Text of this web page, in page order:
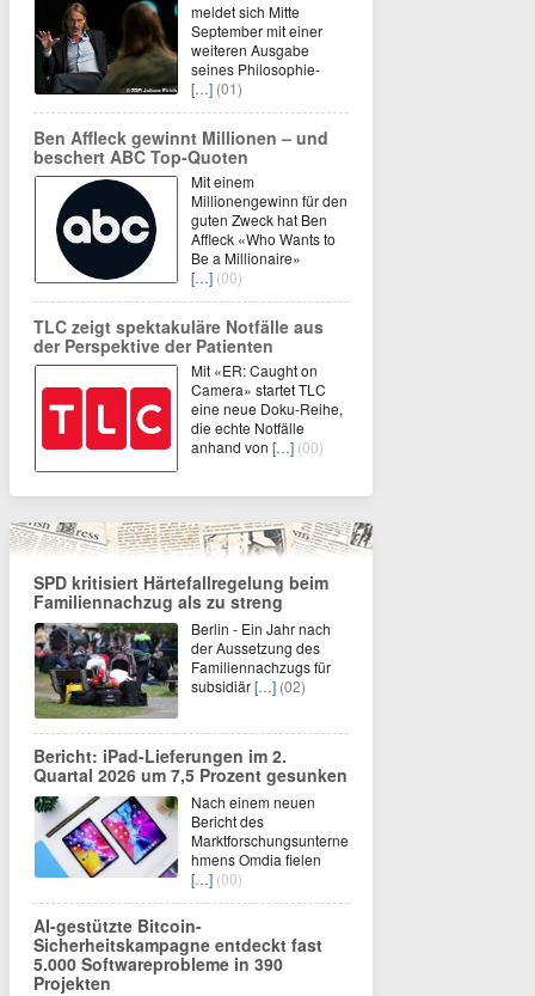
meldet sich Mitte
September mit einer
weiteren Ausgabe
seines Philosophie-
[…] (01)
Ben Affleck gewinnt Millionen – und
beschert ABC Top-Quoten
Mit einem
Millionengewinn für den
guten Zweck hat Ben
Affleck «Who Wants to
Be a Millionaire»
[…] (00)
TLC zeigt spektakuläre Notfälle aus
der Perspektive der Patienten
Mit «ER: Caught on
Camera» startet TLC
eine neue Doku-Reihe,
die echte Notfälle
anhand von […] (00)
SPD kritisiert Härtefallregelung beim
Familiennachzug als zu streng
Berlin - Ein Jahr nach
der Aussetzung des
Familiennachzugs für
subsidiär[…] (02)
Bericht: iPad-Lieferungen im 2.
Quartal 2026 um 7,5 Prozent gesunken
Nach einem neuen
Bericht des
Marktforschungsunterne
hmens Omdia fielen
[…] (00)
AI-gestützte Bitcoin-
Sicherheitskampagne entdeckt fast
5.000 Softwareprobleme in 390
Projekten